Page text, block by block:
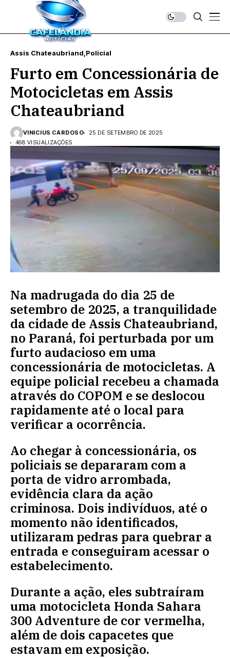
Assis Chateaubriand Policial
Furto em Concessionária de
Motocicletas em Assis
Chateaubriand
VINICIUS CARDOSO
25 DE SETEMBRO DE 2025
468 VISUALIZAÇÕES
Na madrugada do dia 25 de
setembro de 2025, a tranquilidade
da cidade de Assis Chateaubriand,
no Paraná, foi perturbada por um
furto audacioso em uma
concessionária de motocicletas. A
equipe policial recebeu a chamada
através do COPOM e se deslocou
rapidamente até o local para
verificar a ocorrência.
Ao chegar à concessionária, os
policiais se depararam com a
porta de vidro arrombada,
evidência clara da ação
criminosa. Dois indivíduos, até o
momento não identificados,
utilizaram pedras para quebrar a
entrada e conseguiram acessar o
estabelecimento.
Durante a ação, eles subtraíram
uma motocicleta Honda Sahara
300 Adventure de cor vermelha,
além de dois capacetes que
estavam em exposição.